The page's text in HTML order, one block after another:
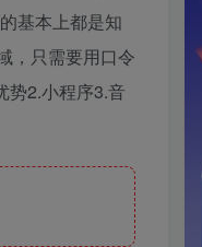
基本上都是知
，只需要用口令
势2.小程序3.音